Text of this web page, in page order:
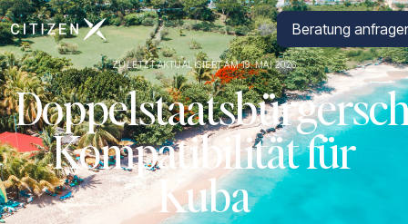
Zur Startseite von CitizenX Beratung
ZULETZT AKTUALISIERT AM 19. MAI 2026
Kompatibilität für
Kuba